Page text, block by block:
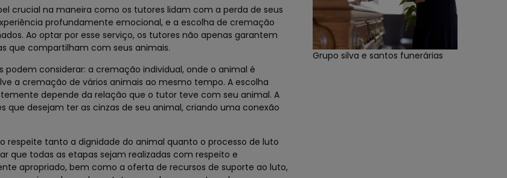
crucial na maneira como os tutores lidam com a perda de seus
profundamente emocional, e a escolha de cremação
Ao optar por esse serviço, os tutores não apenas garantem
que compartilham com seus animais.
considerar: a cremação individual, onde o animal é
a cremação de vários animais ao mesmo tempo. A escolha
depende da relação que o tutor teve com seu animal. A
desejam ter as cinzas de seu animal, criando uma conexão
tanto a dignidade do animal quanto o processo de luto
que todas as etapas sejam realizadas com respeito e
apropriado, bem como a oferta de recursos de suporte ao luto,
Grupo silva e santos funerárias